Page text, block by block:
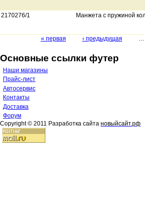
2170276/1 Манжета с пружиной
« первая ‹ предыдущая …
Основные ссылки футер
Наши магазины
Прайс-лист
Автосервис
Контакты
Доставка
Форум
Copyright © 2011 Разработка сайта новыйсайт.рф